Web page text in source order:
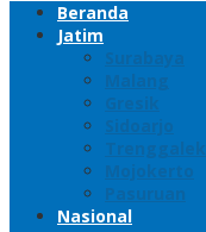
Beranda
Jatim
Surabaya
Malang
Gresik
Sidoarjo
Trenggalek
Mojokerto
Pasuruan
Nasional